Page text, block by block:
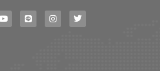
เพื่อสนับสนุนการพัฒนาเมืองอย่างยั่งยืน
ขณะที่ นายบดินทร์ อุดล กรรมการผู้อำนวย